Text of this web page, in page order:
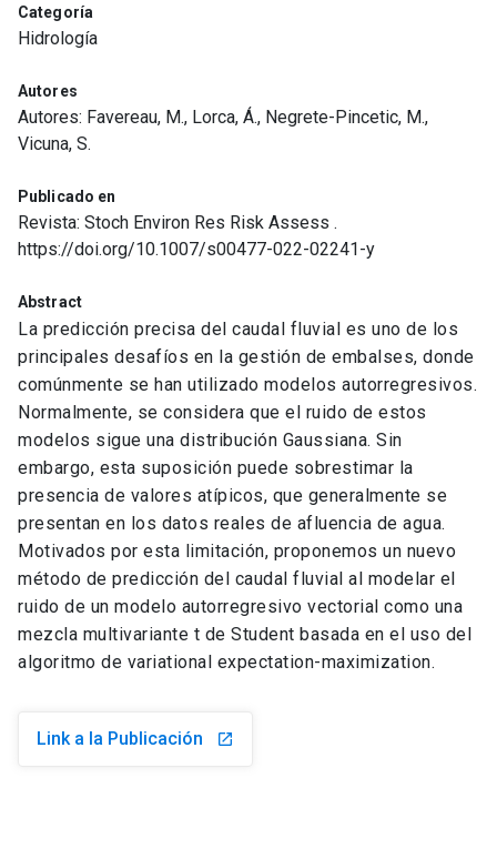
Categoría
Hidrología
Autores
Autores: Favereau, M., Lorca, Á., Negrete-Pincetic, M.,
Vicuna, S.
Publicado en
Revista: Stoch Environ Res Risk Assess .
https://doi.org/10.1007/s00477-022-02241-y
Abstract
La predicción precisa del caudal fluvial es uno de los
principales desafíos en la gestión de embalses, donde
comúnmente se han utilizado modelos autorregresivos.
Normalmente, se considera que el ruido de estos
modelos sigue una distribución Gaussiana. Sin
embargo, esta suposición puede sobrestimar la
presencia de valores atípicos, que generalmente se
presentan en los datos reales de afluencia de agua.
Motivados por esta limitación, proponemos un nuevo
método de predicción del caudal fluvial al modelar el
ruido de un modelo autorregresivo vectorial como una
mezcla multivariante t de Student basada en el uso del
algoritmo de variational expectation-maximization.
Link a la Publicación launch